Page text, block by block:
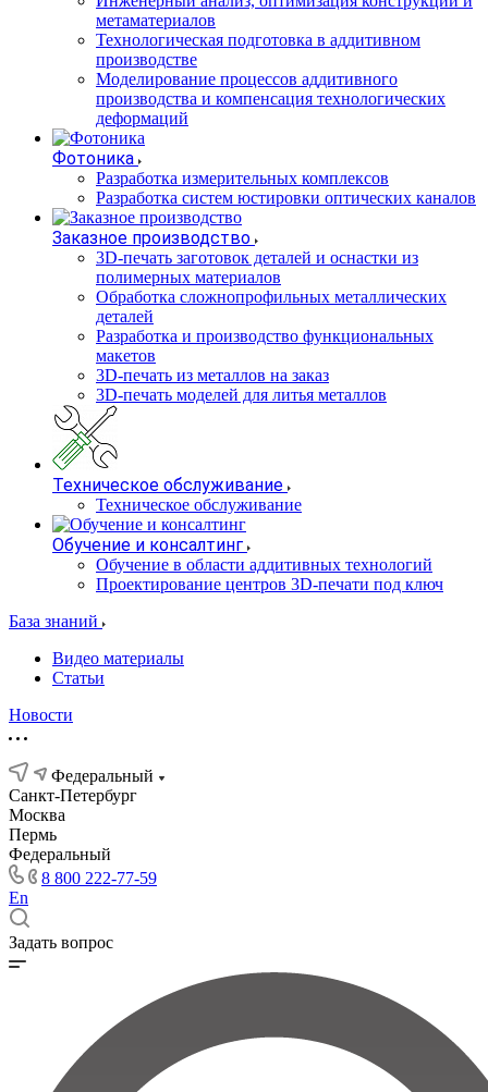
метаматериалов
Технологическая подготовка в аддитивном
производстве
Моделирование процессов аддитивного
производства и компенсация технологических
деформаций
Фотоника
Разработка измерительных комплексов
Разработка систем юстировки оптических каналов
Заказное производство
3D-печать заготовок деталей и оснастки из
полимерных материалов
Обработка сложнопрофильных металлических
деталей
Разработка и производство функциональных
макетов
3D-печать из металлов на заказ
3D-печать моделей для литья металлов
Техническое обслуживание
Техническое обслуживание
Обучение и консалтинг
Обучение в области аддитивных технологий
Проектирование центров 3D-печати под ключ
База знаний
Видео материалы
Статьи
Новости
Федеральный
Санкт-Петербург
Москва
Пермь
Федеральный
8 800 222-77-59
En
Задать вопрос